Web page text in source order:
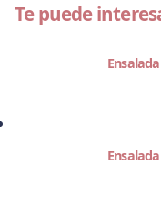
Te puede